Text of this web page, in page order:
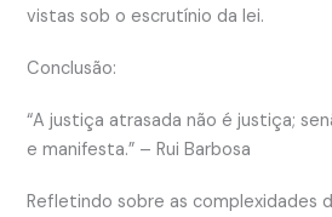
vistas sob o escrutínio da lei.
Conclusão:
“A justiça atrasada não é justiça;
e manifesta.” – Rui Barbosa
Refletindo sobre as complexidades